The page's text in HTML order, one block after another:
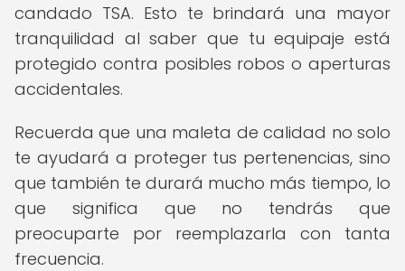
candado TSA. Esto te brindará una mayor
tranquilidad al saber que tu equipaje está
protegido contra posibles robos o aperturas
accidentales.
Recuerda que una maleta de calidad no solo
te ayudará a proteger tus pertenencias, sino
que también te durará mucho más tiempo, lo
que significa que no tendrás que
preocuparte por reemplazarla con tanta
frecuencia.